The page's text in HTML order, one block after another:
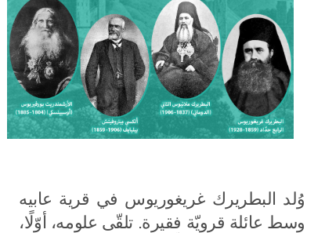
وُلد البطريرك غريغوريوس في قرية عابيه
وسط عائلة قرويّة فقيرة. تلقّى علومه، أوّلًا،